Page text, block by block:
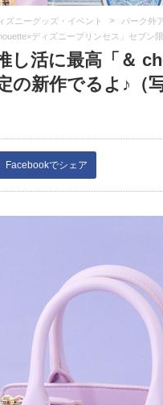
ズニーグッズ・イベント > パーク外
ディズニープリンセス」セブン
し活に最高「＆
の新作でるよ♪（写
Facebookでシェア